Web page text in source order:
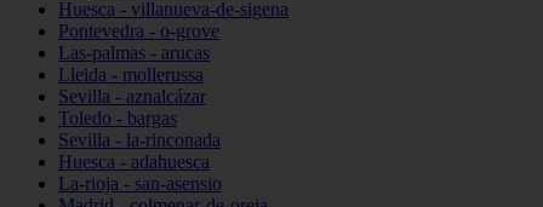
Huesca - villanueva-de-sigena
Pontevedra - o-grove
Las-palmas - arucas
Lleida - mollerussa
Sevilla - aznalcázar
Toledo - bargas
Sevilla - la-rinconada
Huesca - adahuesca
La-rioja - san-asensio